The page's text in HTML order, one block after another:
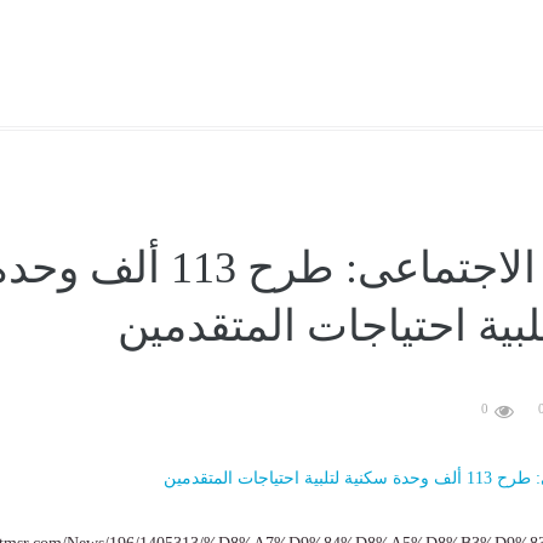
الإسكان الاجتماعى: طرح 113
احتياجات المتقدمين
0